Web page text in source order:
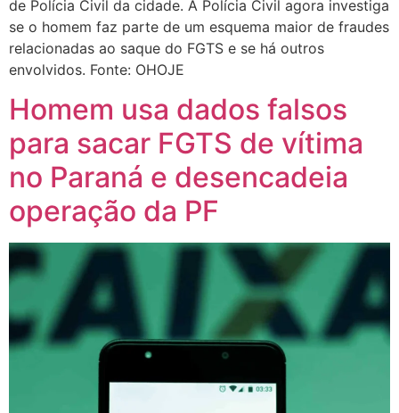
de Polícia Civil da cidade. A Polícia Civil agora investiga
se o homem faz parte de um esquema maior de fraudes
relacionadas ao saque do FGTS e se há outros
envolvidos. Fonte: OHOJE
Homem usa dados falsos
para sacar FGTS de vítima
no Paraná e desencadeia
operação da PF